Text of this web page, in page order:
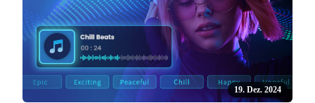
19. Dez. 2024